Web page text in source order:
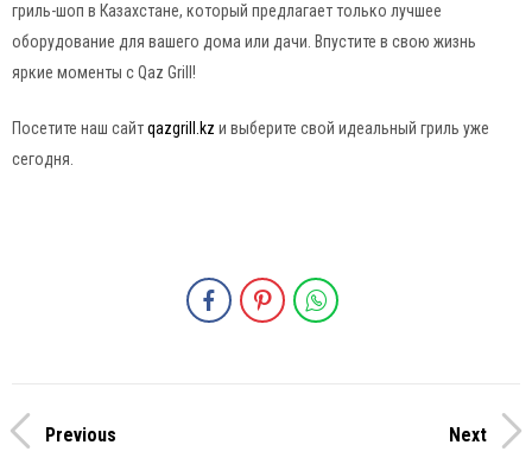
гриль-шоп в Казахстане, который предлагает только лучшее
оборудование для вашего дома или дачи. Впустите в свою жизнь
яркие моменты с Qaz Grill!
Посетите наш сайтqazgrill.kz и выберите свой идеальный гриль уже
сегодня.
Previous Next